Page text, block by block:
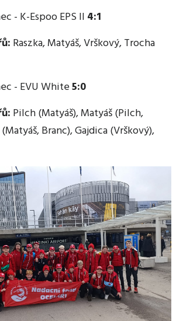
- K-Espoo EPS II 4:1
Raszka, Matyáš, Vrškový, Trocha
- EVU White5:0
Pilch (Matyáš), Matyáš (Pilch,
Branc), Gajdica (Vrškový),